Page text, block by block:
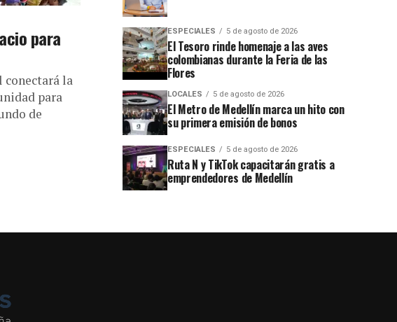
para
conectará la
para
de
ESPECIALES 5 de agosto de 2026
El Tesoro rinde homenaje a las aves
colombianas durante la Feria de las
Flores
LOCALES 5 de agosto de 2026
El Metro de Medellín marca un hito con
su primera emisión de bonos
ESPECIALES 5 de agosto de 2026
Ruta N y TikTok capacitarán gratis a
emprendedores de Medellín